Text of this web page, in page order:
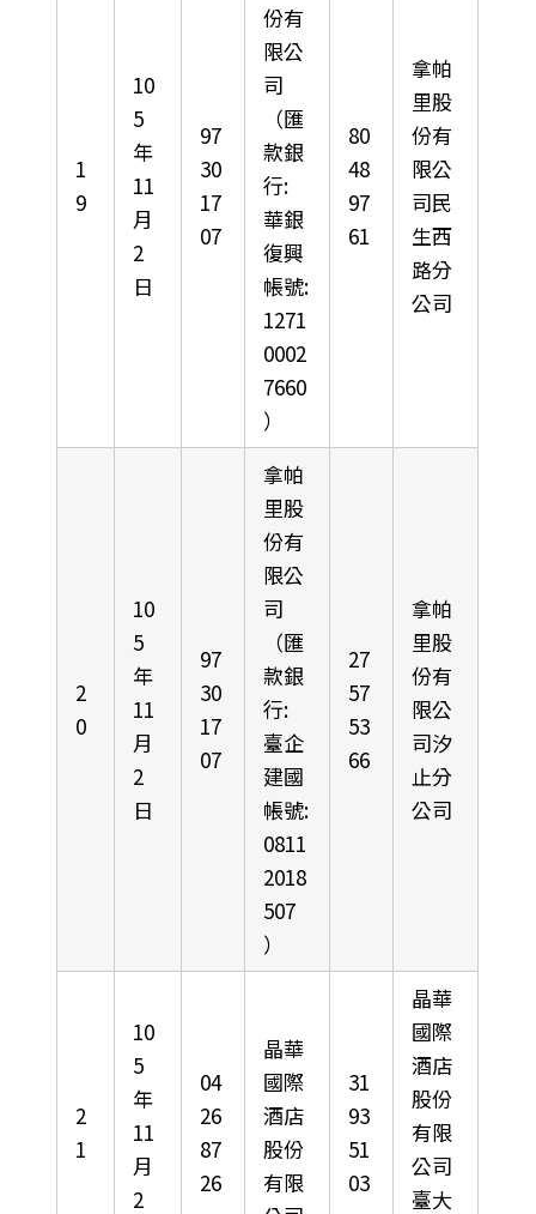
1
9
10
5
年
11
月
2
日
97
30
17
07
份有
限公
司
（匯
款銀
行:
華銀
復興
帳號:
1271
0002
7660
）
80
48
97
61
拿帕
里股
份有
限公
司民
生西
路分
公司
2
0
10
5
年
11
月
2
日
97
30
17
07
拿帕
里股
份有
限公
司
（匯
款銀
行:
臺企
建國
帳號:
0811
2018
507
）
27
57
53
66
拿帕
里股
份有
限公
司汐
止分
公司
2
1
10
5
年
11
月
2
04
26
87
26
晶華
國際
酒店
股份
有限
31
93
51
03
晶華
國際
酒店
股份
有限
公司
臺大